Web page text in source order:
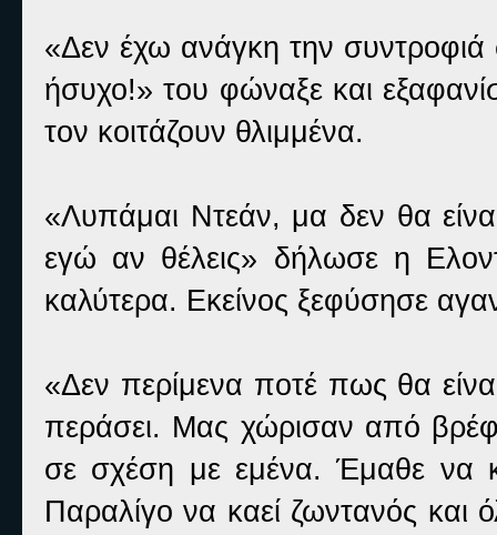
«Δεν έχω ανάγκη την
ήσυχο!» του φώναξε και
τον κοιτάζουν θλιμμένα.
«Λυπάμαι Ντεάν, μα δεν θα
εγώ αν θέλεις» δήλωσε η
καλύτερα. Εκείνος ξεφύσησε
«Δεν περίμενα ποτέ πως θα
περάσει. Μας χώρισαν από βρέφη
σε σχέση με εμένα. Έμαθε να
Παραλίγο να καεί ζωντανός και